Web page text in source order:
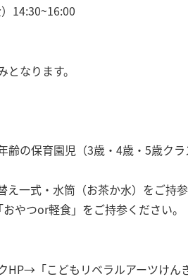
14:30~16:00
となります。
齢の保育園児（3歳・4歳・5歳ク
一式・水筒（お茶か水）をご持参
やつor軽食」をご持参ください。
HP→「こどもリベラルアーツけん